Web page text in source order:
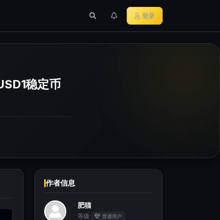
登录
稳定币
作者信息
肥猫
等级 普通用户